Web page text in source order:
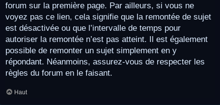
forum sur la première page. Par ailleurs, si vous ne
voyez pas ce lien, cela signifie que la remontée de sujet
est désactivée ou que l’intervalle de temps pour
autoriser la remontée n’est pas atteint. Il est également
possible de remonter un sujet simplement en y
répondant. Néanmoins, assurez-vous de respecter les
règles du forum en le faisant.
Haut